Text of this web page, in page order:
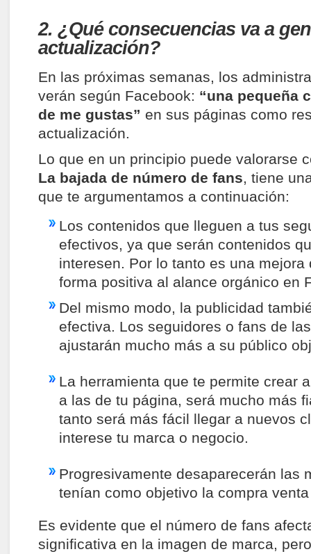
2. ¿Qué consecuencias va a
actualización?
En las próximas semanas, los
verán según Facebook: “una pequeña
de me gustas” en sus páginas como
actualización.
Lo que en un principio puede valorarse
La bajada de número de fans, tiene
que te argumentamos a continuación:
Los contenidos que lleguen a tus
efectivos, ya que serán contenidos
interesen. Por lo tanto es una mejora
forma positiva al alance orgánico en
Del mismo modo, la publicidad
efectiva. Los seguidores o fans de
ajustarán mucho más a su público
La herramienta que te permite crear
a las de tu página, será mucho más
tanto será más fácil llegar a nuevos
interese tu marca o negocio.
Progresivamente desaparecerán las
tenían como objetivo la compra
Es evidente que el número de fans
significativa en la imagen de marca,